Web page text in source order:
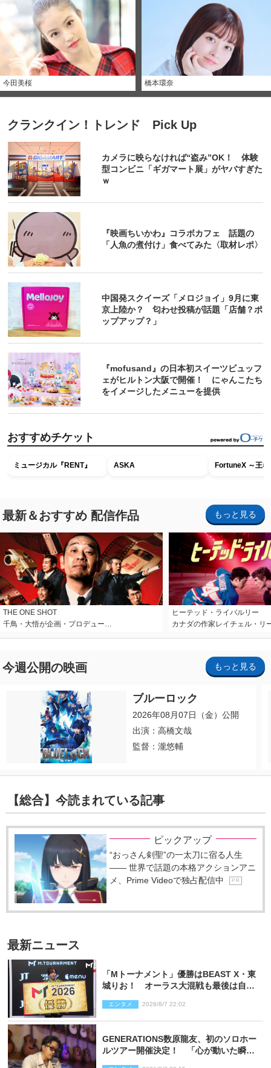
今田美桜 橋本環奈
クランクイン！トレンド Pick Up
カメラに映らなければ“盗み”OK！ 体験
型コンビニ「ギガマート展」がヤバすぎた
ｗ
『映画ちいかわ』コラボカフェ 話題の
「人魚の煮付け」食べてみた〈取材レポ〉
中国発スクイーズ「メロジョイ」9月に東
京上陸か？ 匂わせ投稿が話題「店舗？ポ
ップアップ？」
『mofusand』の日本初スイーツビュッフ
ェがヒルトン大阪で開催！ にゃんこたち
をイメージしたメニューを提供
おすすめチケット
ミュージカル『RENT』 ASKA FortuneX ～王
最新＆おすすめ 配信作品 もっと見る
THE ONE SHOT
千鳥・大悟が企画・プロデュー…
ヒーテッド・ライバルリー
カナダの作家レイチェル・リ
今週公開の映画 もっと見る
ブルーロック
2026年08月07日（金）公開
出演：高橋文哉
監督：瀧悠輔
【総合】今読まれている記事
ピックアップ
“おっさん剣聖”の一太刀に宿る人生
―― 世界で話題の本格アクションアニ
メ、Prime Videoで独占配信中
P R
最新ニュース
「Mトーナメント」優勝はBEAST X・東
城りお！ オーラス大混戦も最後は自ら
エンタメ 2026/8/7 22:02
GENERATIONS数原龍友、初のソロホー
ルツアー開催決定！ 「心が動いた瞬間